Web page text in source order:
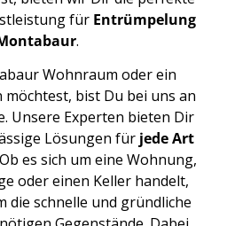
für Entrümpelung
.
Wohnraum oder ein
bist Du bei uns an
Unsere Experten bieten Dir
Lösungen für jede Art
es sich um eine Wohnung,
oder einen Keller handelt,
die schnelle und gründliche